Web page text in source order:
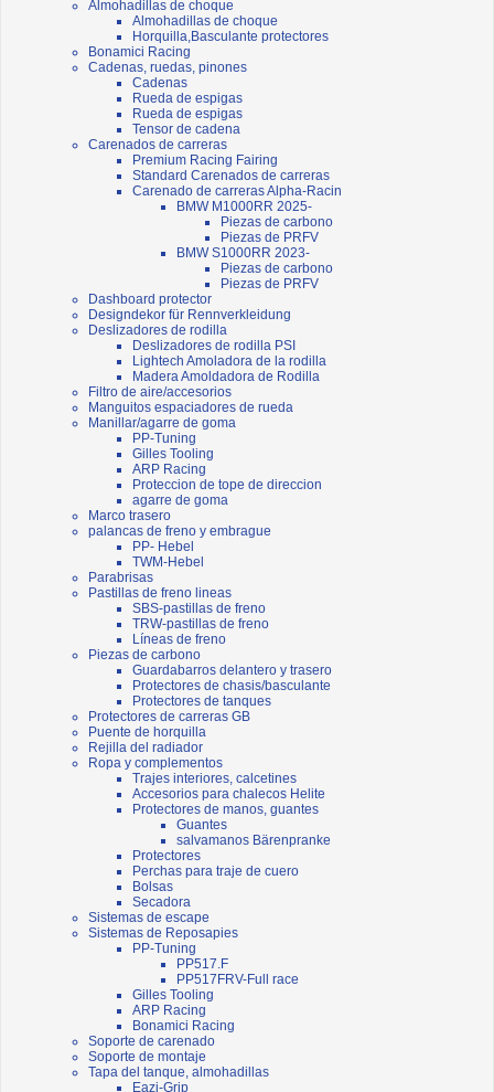
Almohadillas de choque
Almohadillas de choque
Horquilla,Basculante protectores
Bonamici Racing
Cadenas, ruedas, pinones
Cadenas
Rueda de espigas
Rueda de espigas
Tensor de cadena
Carenados de carreras
Premium Racing Fairing
Standard Carenados de carreras
Carenado de carreras Alpha-Racin
BMW M1000RR 2025-
Piezas de carbono
Piezas de PRFV
BMW S1000RR 2023-
Piezas de carbono
Piezas de PRFV
Dashboard protector
Designdekor für Rennverkleidung
Deslizadores de rodilla
Deslizadores de rodilla PSI
Lightech Amoladora de la rodilla
Madera Amoldadora de Rodilla
Filtro de aire/accesorios
Manguitos espaciadores de rueda
Manillar/agarre de goma
PP-Tuning
Gilles Tooling
ARP Racing
Proteccion de tope de direccion
agarre de goma
Marco trasero
palancas de freno y embrague
PP- Hebel
TWM-Hebel
Parabrisas
Pastillas de freno lineas
SBS-pastillas de freno
TRW-pastillas de freno
Líneas de freno
Piezas de carbono
Guardabarros delantero y trasero
Protectores de chasis/basculante
Protectores de tanques
Protectores de carreras GB
Puente de horquilla
Rejilla del radiador
Ropa y complementos
Trajes interiores, calcetines
Accesorios para chalecos Helite
Protectores de manos, guantes
Guantes
salvamanos Bärenpranke
Protectores
Perchas para traje de cuero
Bolsas
Secadora
Sistemas de escape
Sistemas de Reposapies
PP-Tuning
PP517.F
PP517FRV-Full race
Gilles Tooling
ARP Racing
Bonamici Racing
Soporte de carenado
Soporte de montaje
Tapa del tanque, almohadillas
Eazi-Grip